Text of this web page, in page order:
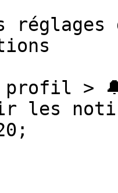
réglages
>
les